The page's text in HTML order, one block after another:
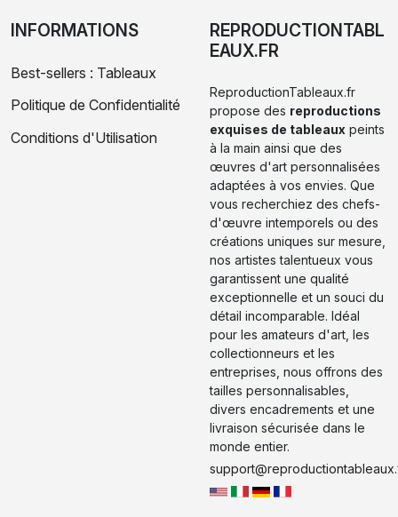
INFORMATIONS
Best-sellers : Tableaux
Politique de Confidentialité
Conditions d'Utilisation
REPRODUCTIONTABL
EAUX.FR
ReproductionTableaux.fr
propose des reproductions
exquises de tableaux peints
à la main ainsi que des
œuvres d'art personnalisées
adaptées à vos envies. Que
vous recherchiez des chefs-
d'œuvre intemporels ou des
créations uniques sur mesure,
nos artistes talentueux vous
garantissent une qualité
exceptionnelle et un souci du
détail incomparable. Idéal
pour les amateurs d'art, les
collectionneurs et les
entreprises, nous offrons des
tailles personnalisables,
divers encadrements et une
livraison sécurisée dans le
monde entier.